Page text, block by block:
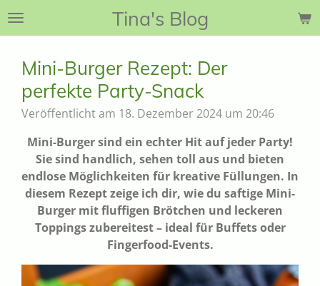
Zum
Tina's Blog
Mini-Burger Rezept: Der
perfekte Party-Snack
Veröffentlicht am 18. Dezember 2024 um 20:46
Mini-Burger sind ein echter Hit auf jeder Party!
Sie sind handlich, sehen toll aus und bieten
endlose Möglichkeiten für kreative Füllungen. In
diesem Rezept zeige ich dir, wie du saftige Mini-
Burger mit fluffigen Brötchen und leckeren
Toppings zubereitest – ideal für Buffets oder
Fingerfood-Events.